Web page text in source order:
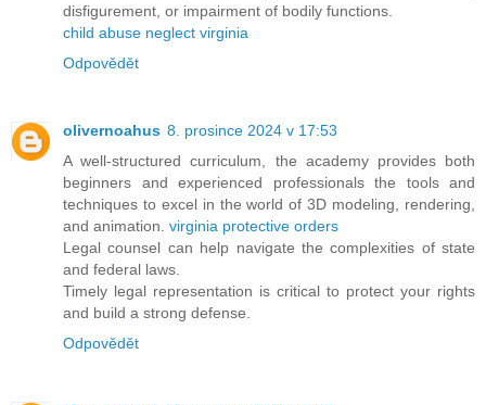
disfigurement, or impairment of bodily functions.
child abuse neglect virginia
Odpovědět
olivernoahus 8. prosince 2024 v 17:53
A well-structured curriculum, the academy provides both
beginners and experienced professionals the tools and
techniques to excel in the world of 3D modeling, rendering,
and animation. virginia protective orders
Legal counsel can help navigate the complexities of state
and federal laws.
Timely legal representation is critical to protect your rights
and build a strong defense.
Odpovědět